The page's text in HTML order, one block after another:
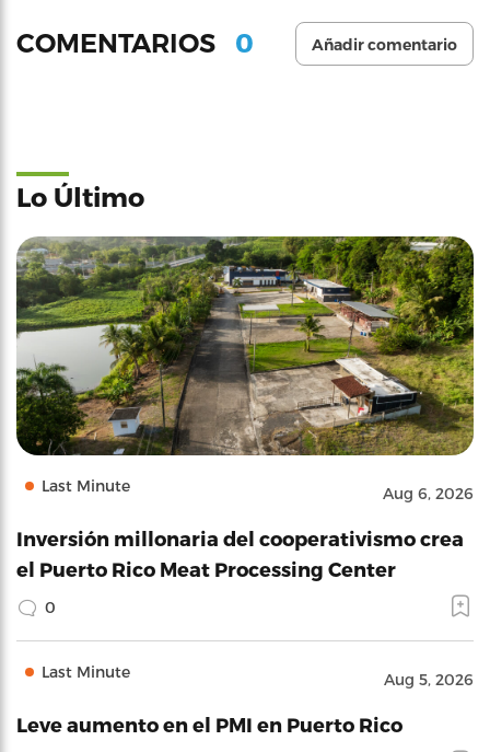
COMENTARIOS 0 Añadir comentario
Lo Último
Last Minute Aug 6, 2026
Inversión millonaria del cooperativismo crea
el Puerto Rico Meat Processing Center
0
Last Minute Aug 5, 2026
Leve aumento en el PMI en Puerto Rico